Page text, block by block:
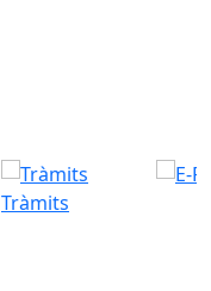
Tràmits